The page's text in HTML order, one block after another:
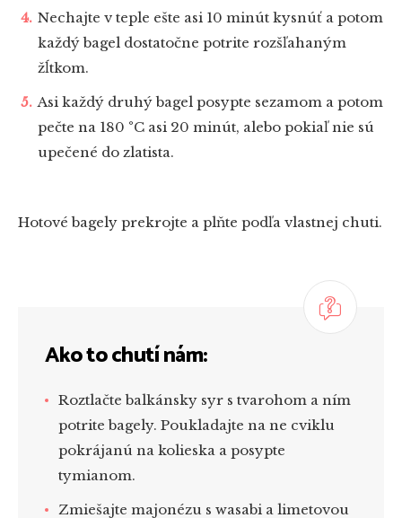
Nechajte v teple ešte asi 10 minút kysnúť a potom
každý bagel dostatočne potrite rozšľahaným
žĺtkom.
Asi každý druhý bagel posypte sezamom a potom
pečte na 180 °C asi 20 minút, alebo pokiaľ nie sú
upečené do zlatista.
Hotové bagely prekrojte a plňte podľa vlastnej chuti.
Ako to chutí nám:
Roztlačte balkánsky syr s tvarohom a ním
potrite bagely. Poukladajte na ne cviklu
pokrájanú na kolieska a posypte
tymianom.
Zmiešajte majonézu s wasabi a limetovou